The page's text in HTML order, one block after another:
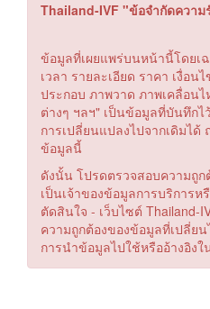
Thailand-IVF "ข้อจำกัดควา
ข้อมูลที่เผยแพร่บนหน้านี้โดยเ
เวลา รายละเอียด ราคา เงื่อ
ประกอบ ภาพวาด ภาพเคลื่อน
ต่างๆ ฯลฯ" เป็นข้อมูลที่บันทึก
การเปลี่ยนแปลงไปจากเดิมไ
ข้อมูลนี้
ดังนั้น โปรดตรวจสอบความถู
เป็นเจ้าของข้อมูลการบริการห
ตัดสินใจ - เว็บไซต์ Thailand-
ความถูกต้องของข้อมูลที่เปลี่ย
การนำข้อมูลไปใช้หรืออ้างอิง